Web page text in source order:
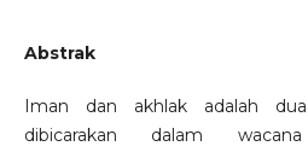
Abstrak
Iman dan akhlak adalah
dibicarakan dalam